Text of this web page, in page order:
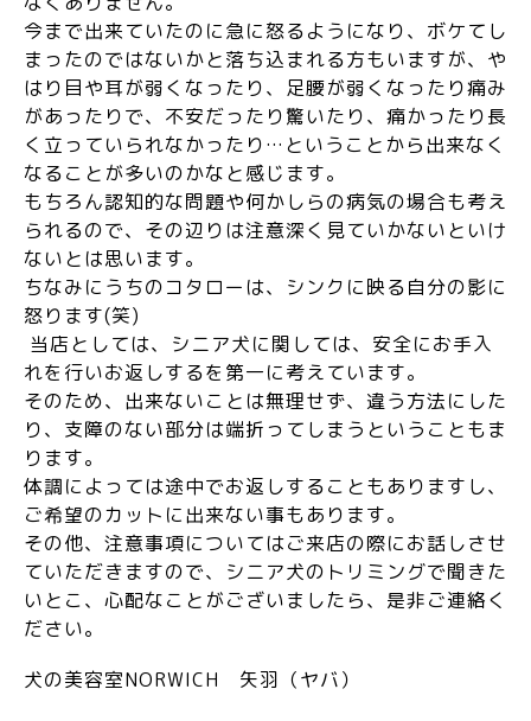
今まで出来ていたのに急に怒るようになり、ボケてし
まったのではないかと落ち込まれる方もいますが、や
はり目や耳が弱くなったり、足腰が弱くなったり痛み
があったりで、不安だったり驚いたり、痛かったり長
く立っていられなかったり…ということから出来なく
なることが多いのかなと感じます。
もちろん認知的な問題や何かしらの病気の場合も考え
られるので、その辺りは注意深く見ていかないといけ
ないとは思います。
ちなみにうちのコタローは、シンクに映る自分の影に
怒ります(笑)
当店としては、シニア犬に関しては、安全にお手入
れを行いお返しするを第一に考えています。
そのため、出来ないことは無理せず、違う方法にした
り、支障のない部分は端折ってしまうということもま
ります。
体調によっては途中でお返しすることもありますし、
ご希望のカットに出来ない事もあります。
その他、注意事項についてはご来店の際にお話しさせ
ていただきますので、シニア犬のトリミングで聞きた
いとこ、心配なことがございましたら、是非ご連絡く
ださい。
犬の美容室NORWICH 矢羽（ヤバ）